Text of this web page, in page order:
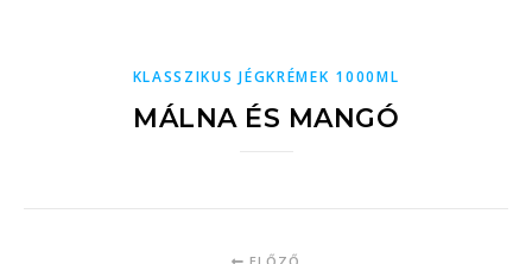
KLASSZIKUS JÉGKRÉMEK 1000ML
MÁLNA ÉS MANGÓ